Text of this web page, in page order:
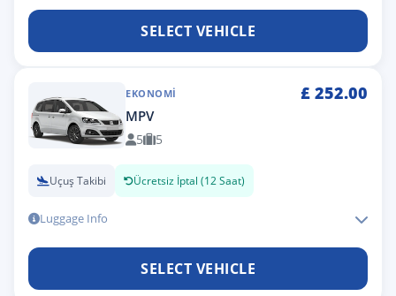
SELECT VEHICLE
EKONOMI £ 252.00
MPV
5 5
Uçuş Takibi Ücretsiz İptal (12 Saat)
Luggage Info
SELECT VEHICLE